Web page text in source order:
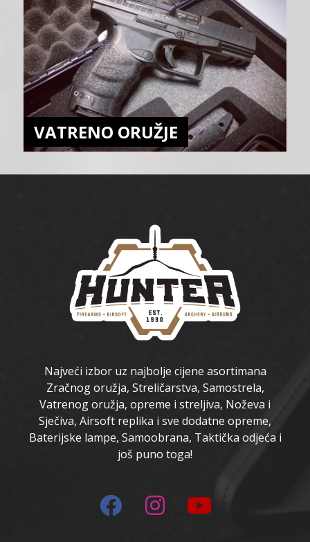
VATRENO ORUŽJE
Najveći izbor uz najbolje cijene asortimana
Zračnog oružja, Streličarstva, Samostrela,
Vatrenog oružja, opreme i streljiva, Noževa i
Sječiva, Airsoft replika i sve dodatne opreme,
Baterijske lampe, Samoobrana, Taktička odjeća i
još puno toga!